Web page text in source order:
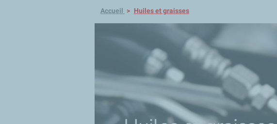
Accueil Huiles et graisses